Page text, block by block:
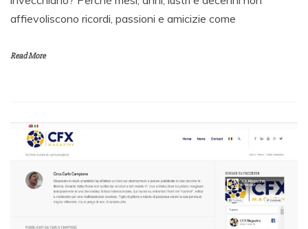
affievoliscono ricordi, passioni e amicizie come
Read More